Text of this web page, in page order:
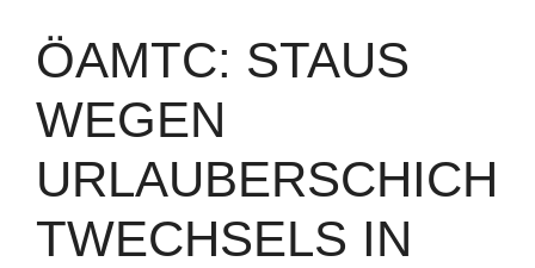
ÖAMTC: STAUS
WEGEN
URLAUBERSCHICH
TWECHSELS IN